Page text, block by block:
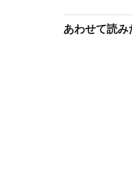
あわせて読み